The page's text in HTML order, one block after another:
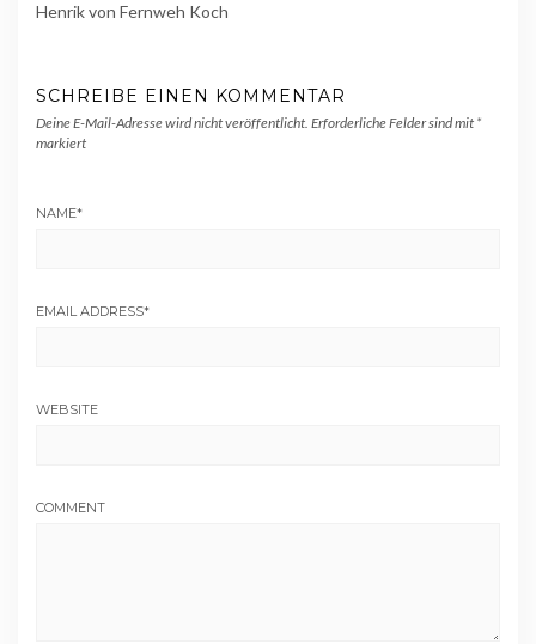
Henrik von Fernweh Koch
SCHREIBE EINEN KOMMENTAR
Deine E-Mail-Adresse wird nicht veröffentlicht. Erforderliche Felder sind mit *
markiert
NAME*
EMAIL ADDRESS*
WEBSITE
COMMENT